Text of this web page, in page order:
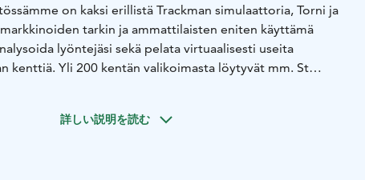
on kaksi erillistä Trackman simulaattoria, Torni ja
tarkin ja ammattilaisten eniten käyttämä
lyöntejäsi sekä pelata virtuaalisesti useita
kenttiä. Yli 200 kentän valikoimasta löytyvät mm. St
詳しい説明を読む